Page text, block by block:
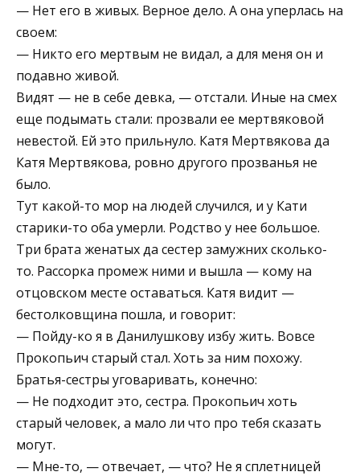
— Нет его в живых. Верное дело. А она уперлась на
своем:
— Никто его мертвым не видал, а для меня он и
подавно живой.
Видят — не в себе девка, — отстали. Иные на смех
еще подымать стали: прозвали ее мертвяковой
невестой. Ей это прильнуло. Катя Мертвякова да
Катя Мертвякова, ровно другого прозванья не
было.
Тут какой-то мор на людей случился, и у Кати
старики-то оба умерли. Родство у нее большое.
Три брата женатых да сестер замужних сколько-
то. Рассорка промеж ними и вышла — кому на
отцовском месте оставаться. Катя видит —
бестолковщина пошла, и говорит:
— Пойду-ко я в Данилушкову избу жить. Вовсе
Прокопьич старый стал. Хоть за ним похожу.
Братья-сестры уговаривать, конечно:
— Не подходит это, сестра. Прокопьич хоть
старый человек, а мало ли что про тебя сказать
могут.
— Мне-то, — отвечает, — что? Не я сплетницей